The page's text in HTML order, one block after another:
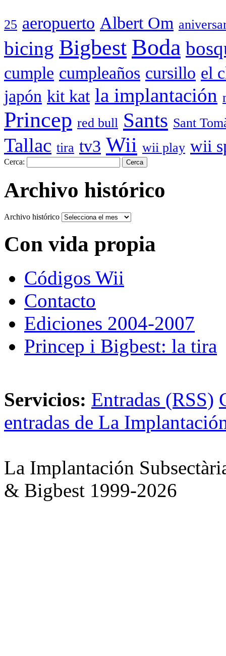
25 aeropuerto Albert Om
bicing Bigbest Boda
cumple cumpleaños cursillo el
japón kit kat la implantación
Princep red bull Sants Sant
Tallac tira tv3 Wii wii play wii
Cerca:
Archivo histórico
Archivo histórico
Con vida propia
Códigos Wii
Contacto
Ediciones 2004-2007
Princep i Bigbest: la tira
Servicios: Entradas (RSS)
entradas de La
La Implantación
& Bigbest 1999-2026